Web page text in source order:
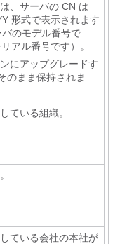
、サーバの CN は
形式で表示されます
バのモデル番号で
アル番号です）。
にアップグレードす
のまま保持されま
ている組織。
ている会社の本社が